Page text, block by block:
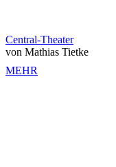
Central-Theater
von Mathias Tietke
MEHR